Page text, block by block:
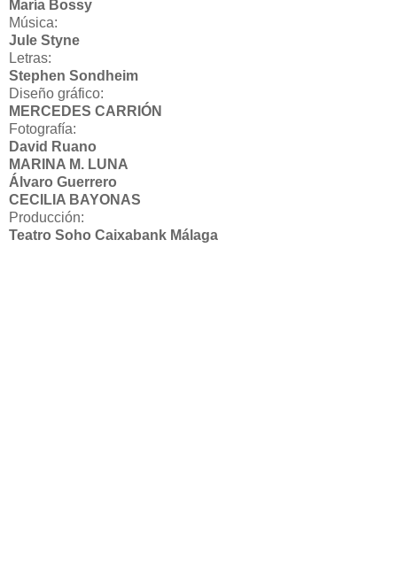
María Bossy
Música:
Jule Styne
Letras:
Stephen Sondheim
Diseño gráfico:
MERCEDES CARRIÓN
Fotografía:
David Ruano
MARINA M. LUNA
Álvaro Guerrero
CECILIA BAYONAS
Producción:
Teatro Soho Caixabank Málaga